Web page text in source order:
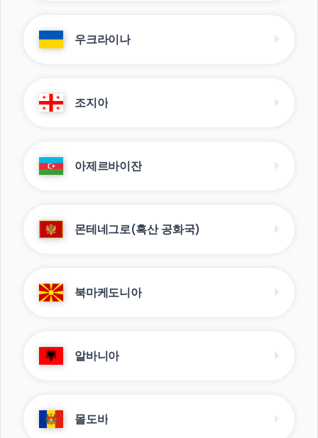
우크라이나
조지아
아제르바이잔
몬테네그로(흑산 공화국)
북마케도니아
알바니아
몰도바